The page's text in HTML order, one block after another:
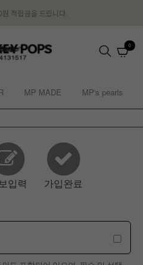
적립금을 드립니다.
0
MP MADE MP's pearls
입력 가입완료